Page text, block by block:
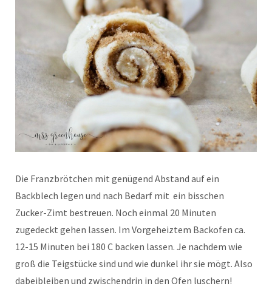
Die Franzbrötchen mit genügend Abstand auf ein
Backblech legen und nach Bedarf mit ein bisschen
Zucker-Zimt bestreuen. Noch einmal 20 Minuten
zugedeckt gehen lassen. Im Vorgeheiztem Backofen ca.
12-15 Minuten bei 180 C backen lassen. Je nachdem wie
groß die Teigstücke sind und wie dunkel ihr sie mögt. Also
dabeibleiben und zwischendrin in den Ofen luschern!